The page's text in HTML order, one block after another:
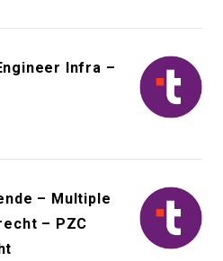
Infra –
– Multiple
– PZC